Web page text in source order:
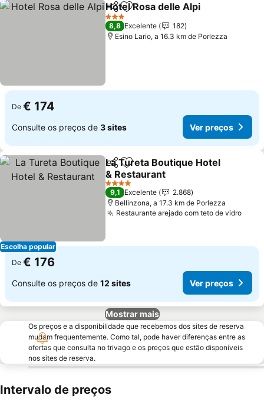
PartilharAdicionar aos favoritos
Hotel Rosa delle Alpi
3 Estrelas
8,8 Excelente
182
Esino Lario, a 16.3 km de Porlezza
De € 174
Consulte os preços de 3 sites Ver preços
Escolha popular
PartilharAdicionar aos favoritos
La Tureta Boutique Hotel
& Restaurant
4 Estrelas
9,1 Excelente
2.868
Bellinzona, a 17.3 km de Porlezza
Restaurante arejado com teto de vidro
De € 176
Consulte os preços de 12 sites Ver preços
Mostrar mais
Os preços e a disponibilidade que recebemos dos sites de reserva
mudam frequentemente. Como tal, pode haver diferenças entre as
ofertas que consulta no trivago e os preços que estão disponíveis
nos sites de reserva.
Intervalo de preços